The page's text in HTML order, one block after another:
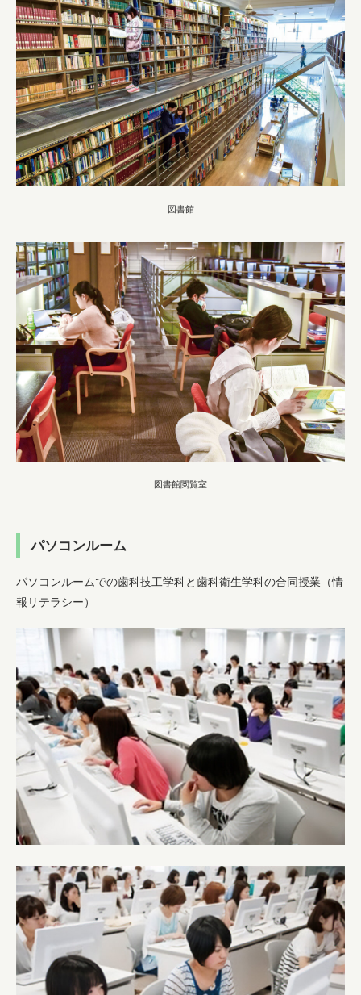
図書館
図書館閲覧室
パソコンルーム
パソコンルームでの歯科技工学科と歯科衛生学科の合同授業（情
報リテラシー）